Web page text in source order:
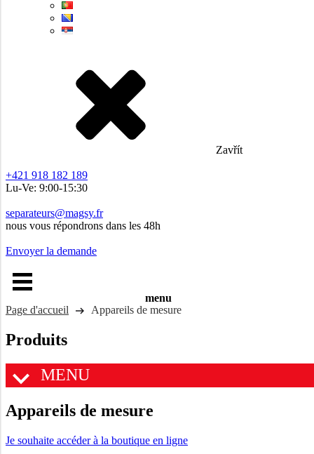
Zavřít
+421 918 182 189
Lu-Ve: 9:00-15:30
separateurs@magsy.fr
nous vous répondrons dans les 48h
Envoyer la demande
menu
Page d'accueil
Appareils de mesure
Produits
MENU
Appareils de mesure
Je souhaite accéder à la boutique en ligne